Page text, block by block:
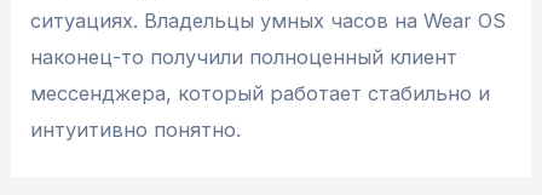
ситуациях. Владельцы умных часов на Wear OS
наконец-то получили полноценный клиент
мессенджера, который работает стабильно и
интуитивно понятно.